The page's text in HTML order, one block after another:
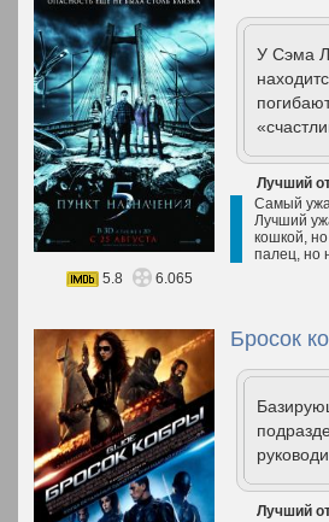
У Сэма
Лучший
Самый
Лучший
кошкой,
палец, но
5.8
6.065
Бросок
Лучший